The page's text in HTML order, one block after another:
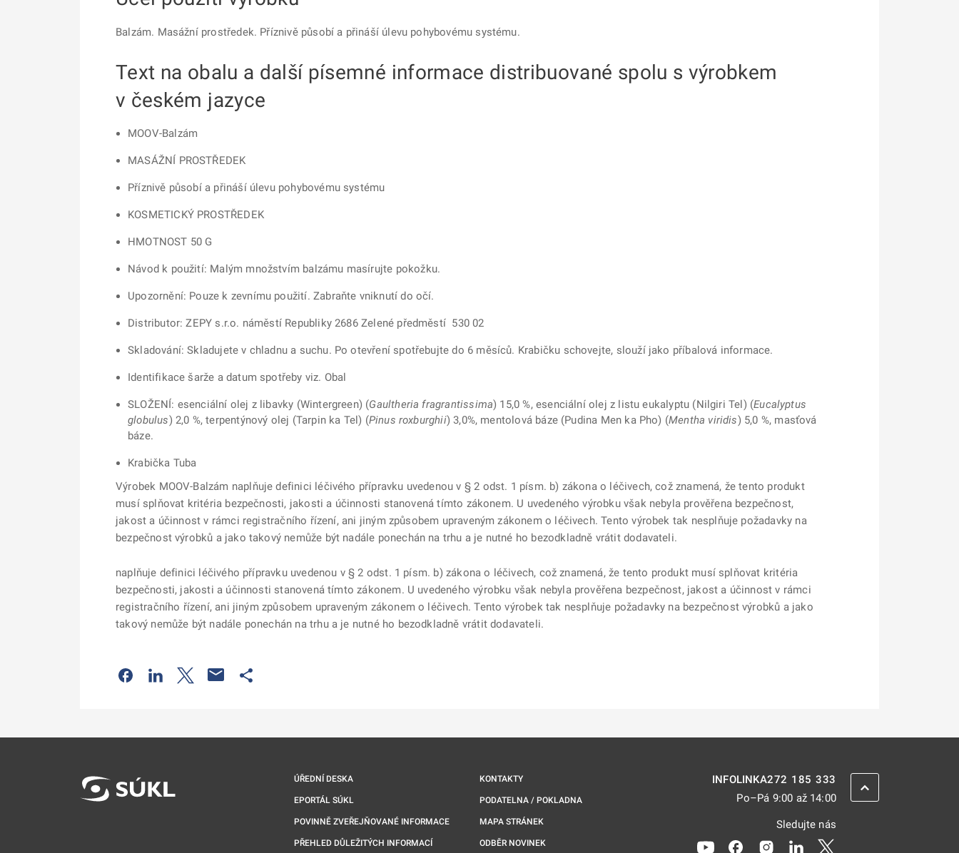
Balzám. Masážní prostředek. Příznivě působí a přináší úlevu pohybovému systému.
Text na obalu a další písemné informace distribuované spolu s výrobkem
v českém jazyce
MOOV-Balzám
MASÁŽNÍ PROSTŘEDEK
Příznivě působí a přináší úlevu pohybovému systému
KOSMETICKÝ PROSTŘEDEK
HMOTNOST 50 G
Návod k použití: Malým množstvím balzámu masírujte pokožku.
Upozornění: Pouze k zevnímu použití. Zabraňte vniknutí do očí.
Distributor: ZEPY s.r.o. náměstí Republiky 2686 Zelené předměstí 530 02
Skladování: Skladujete v chladnu a suchu. Po otevření spotřebujte do 6 měsíců. Krabičku schovejte, slouží jako příbalová informace.
Identifikace šarže a datum spotřeby viz. Obal
SLOŽENÍ: esenciální olej z libavky (Wintergreen) (Gaultheria fragrantissima) 15,0 %, esenciální olej z listu eukalyptu (Nilgiri Tel) (Eucalyptus
globulus) 2,0 %, terpentýnový olej (Tarpin ka Tel) (Pinus roxburghii) 3,0%, mentolová báze (Pudina Men ka Pho) (Mentha viridis) 5,0 %, masťová
báze.
Krabička Tuba
Výrobek MOOV-Balzám naplňuje definici léčivého přípravku uvedenou v § 2 odst. 1 písm. b) zákona o léčivech, což znamená, že tento produkt
musí splňovat kritéria bezpečnosti, jakosti a účinnosti stanovená tímto zákonem. U uvedeného výrobku však nebyla prověřena bezpečnost,
jakost a účinnost v rámci registračního řízení, ani jiným způsobem upraveným zákonem o léčivech. Tento výrobek tak nesplňuje požadavky na
bezpečnost výrobků a jako takový nemůže být nadále ponechán na trhu a je nutné ho bezodkladně vrátit dodavateli.
naplňuje definici léčivého přípravku uvedenou v § 2 odst. 1 písm. b) zákona o léčivech, což znamená, že tento produkt musí splňovat kritéria
bezpečnosti, jakosti a účinnosti stanovená tímto zákonem. U uvedeného výrobku však nebyla prověřena bezpečnost, jakost a účinnost v rámci
registračního řízení, ani jiným způsobem upraveným zákonem o léčivech. Tento výrobek tak nesplňuje požadavky na bezpečnost výrobků a jako
takový nemůže být nadále ponechán na trhu a je nutné ho bezodkladně vrátit dodavateli.
Odkaz se otevře na nové kartě
Odkaz se otevře na nové kartě
Odkaz se otevře na nové kartě
ÚŘEDNÍ DESKA
EPORTÁL SÚKL
POVINNĚ ZVEŘEJŇOVANÉ INFORMACE
PŘEHLED DŮLEŽITÝCH INFORMACÍ
KONTAKTY
PODATELNA / POKLADNA
MAPA STRÁNEK
ODBĚR NOVINEK
INFOLINKA272 185 333
Po–Pá 9:00 až 14:00
Sledujte nás
Odkaz se otevře na nové kartě
Odkaz se otevře na nové kartě
Odkaz se otevře na nové kartě
Odkaz se otevře na nové
ZPĚT NAHORU